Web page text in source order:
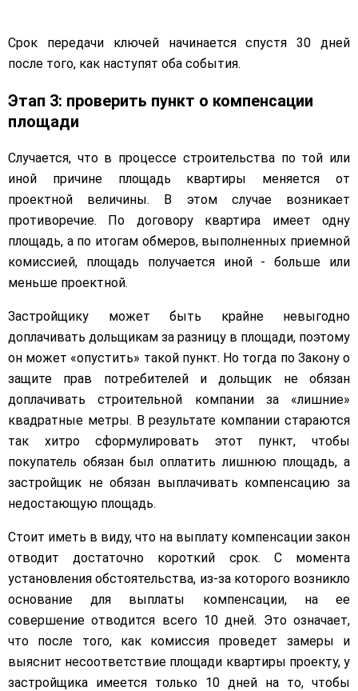
Срок передачи ключей начинается спустя 30 дней
после того, как наступят оба события.
Этап 3: проверить пункт о компенсации
площади
Случается, что в процессе строительства по той или
иной причине площадь квартиры меняется от
проектной величины. В этом случае возникает
противоречие. По договору квартира имеет одну
площадь, а по итогам обмеров, выполненных приемной
комиссией, площадь получается иной - больше или
меньше проектной.
Застройщику может быть крайне невыгодно
доплачивать дольщикам за разницу в площади, поэтому
он может «опустить» такой пункт. Но тогда по Закону о
защите прав потребителей и дольщик не обязан
доплачивать строительной компании за «лишние»
квадратные метры. В результате компании стараются
так хитро сформулировать этот пункт, чтобы
покупатель обязан был оплатить лишнюю площадь, а
застройщик не обязан выплачивать компенсацию за
недостающую площадь.
Стоит иметь в виду, что на выплату компенсации закон
отводит достаточно короткий срок. С момента
установления обстоятельства, из-за которого возникло
основание для выплаты компенсации, на ее
совершение отводится всего 10 дней. Это означает,
что после того, как комиссия проведет замеры и
выяснит несоответствие площади квартиры проекту, у
застройщика имеется только 10 дней на то, чтобы